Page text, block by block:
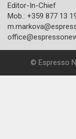
Editor-In-Chief
Mob.: +359 877 13
© Espresso